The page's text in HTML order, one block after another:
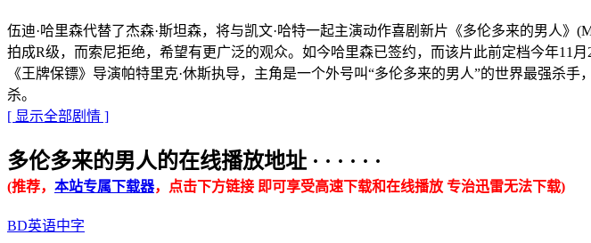
伍迪·哈里森代替了杰森·斯坦森，将与凯文·哈特一起主演动作喜剧新片《多伦多来的男人
拍成R级，而索尼拒绝，希望有更广泛的观众。如今哈里森已签约，而该片此前定档今年11
《王牌保镖》导演帕特里克·休斯执导，主角是一个外号叫“多伦多来的男人”的世界最强杀
杀。
[ 显示全部剧情 ]
多伦多来的男人的在线播放地址 · · · · · ·
(推荐， 本站专属下载器，点击下方链接 即可享受高速下载和在线播放 专治迅雷无法下载)
BD英语中字